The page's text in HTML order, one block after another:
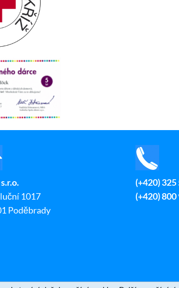
1017
Poděbrady
(+420)
(+420)